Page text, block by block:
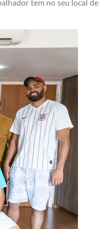
tem no seu local de